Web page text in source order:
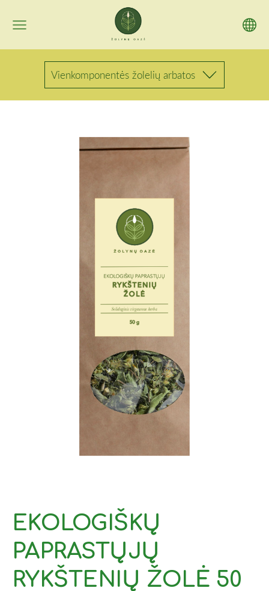
Vienkomponentės žolelių arbatos
EKOLOGIŠKŲ
PAPRASTŲJŲ
RYKŠTENIŲ ŽOLĖ 50